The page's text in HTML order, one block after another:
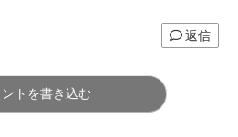
返信
ントを書き込む